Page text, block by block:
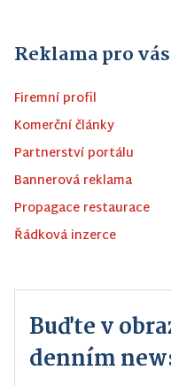
Reklama pro vás
Firemní profil
Komerční články
Partnerství portálu
Bannerová reklama
Propagace restaurace
Řádková inzerce
Buďte v
denním